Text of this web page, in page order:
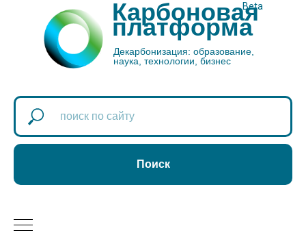
Beta
Декарбонизация: образование,
наука, технологии, бизнес
Карбоновая
платформа
Поиск